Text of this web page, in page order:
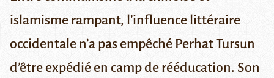
islamisme rampant, l’influence littéraire
occidentale n’a pas empêché Perhat Tursun
d’être expédié en camp de rééducation. Son